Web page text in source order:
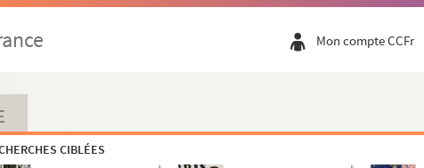
Mon compte CCFr
CIBLÉES